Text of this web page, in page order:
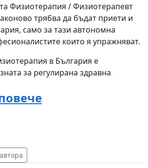
Физиотерапия / Физиотерапевт
трябва да бъдат приети и
само за тази автономна
които я упражняват.
в България е
за регулирана здравна
се по тяхното ниво на
Тя определя ключови
е автономна професия, а не е част
(специализация за